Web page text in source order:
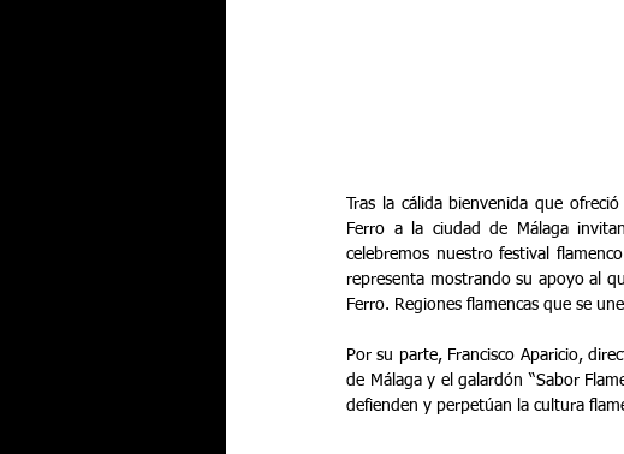
Tras la cálida bienvenida que
Ferro a la ciudad de Málaga
celebremos nuestro festival
representa mostrando su apoyo al
Ferro. Regiones flamencas que se
Por su parte, Francisco Aparicio,
de Málaga y el galardón “Sabor
defienden y perpetúan la cultura